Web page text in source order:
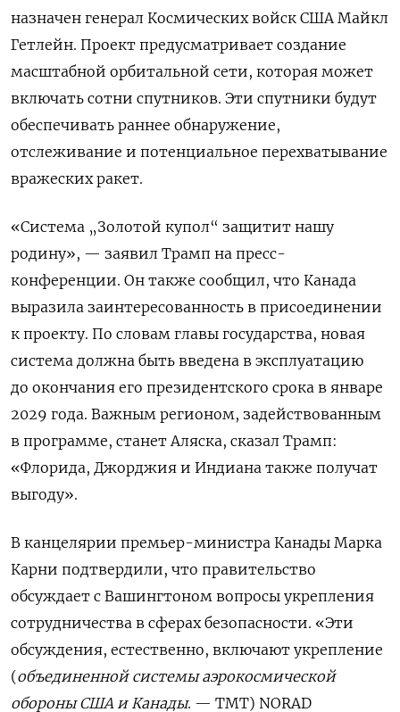
назначен генерал Космических войск США Майкл
Гетлейн. Проект предусматривает создание
масштабной орбитальной сети, которая может
включать сотни спутников. Эти спутники будут
обеспечивать раннее обнаружение,
отслеживание и потенциальное перехватывание
вражеских ракет.
«Система „Золотой купол“ защитит нашу
родину», — заявил Трамп на пресс-
конференции. Он также сообщил, что Канада
выразила заинтересованность в присоединении
к проекту. По словам главы государства, новая
система должна быть введена в эксплуатацию
до окончания его президентского срока в январе
2029 года. Важным регионом, задействованным
в программе, станет Аляска, сказал Трамп:
«Флорида, Джорджия и Индиана также получат
выгоду».
В канцелярии премьер-министра Канады Марка
Карни подтвердили, что правительство
обсуждает с Вашингтоном вопросы укрепления
сотрудничества в сферах безопасности. «Эти
обсуждения, естественно, включают укрепление
(объединенной системы аэрокосмической
обороны США и Канады. — ТМТ) NORAD